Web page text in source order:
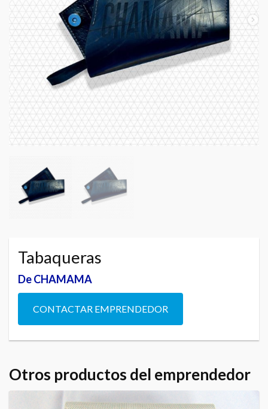
Tabaqueras
De CHAMAMA
CONTACTAR EMPRENDEDOR
Otros productos del emprendedor